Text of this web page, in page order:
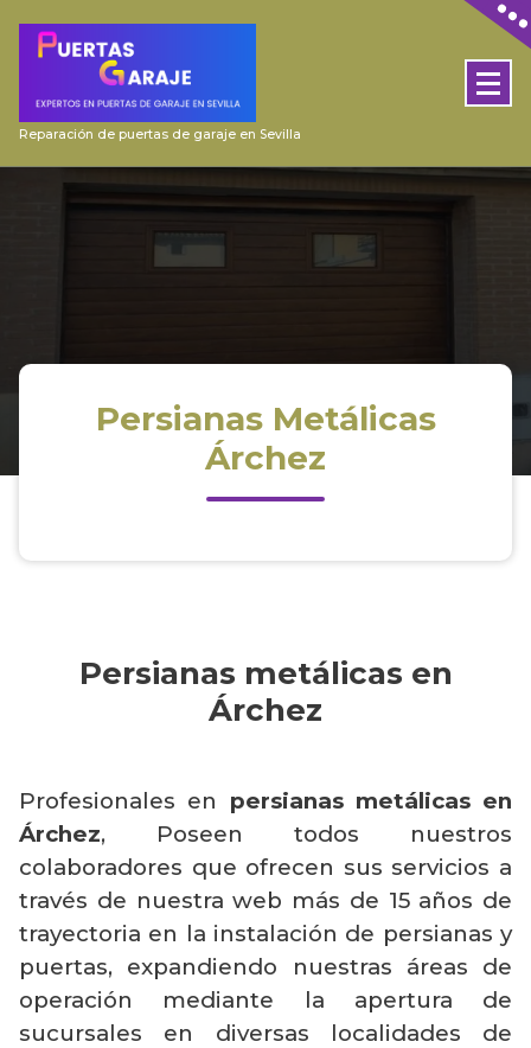
Reparación de puertas de garaje en Sevilla
Persianas Metálicas
Árchez
Persianas metálicas en
Árchez
Profesionales en persianas metálicas en
Árchez, Poseen todos nuestros
colaboradores que ofrecen sus servicios a
través de nuestra web más de 15 años de
trayectoria en la instalación de persianas y
puertas, expandiendo nuestras áreas de
operación mediante la apertura de
sucursales en diversas localidades de